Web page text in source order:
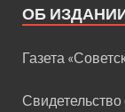
ОБ
Газета